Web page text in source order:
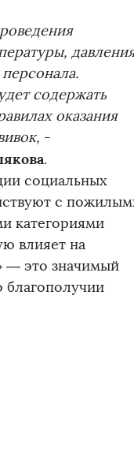
содержать
оказания
-
.
социальных
с
категориями
влияет на
— это значимый
благополучии